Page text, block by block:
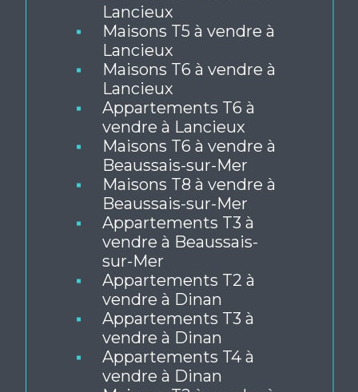
Maisons T3 à vendre à
Lancieux
Maisons T5 à vendre à
Lancieux
Maisons T6 à vendre à
Lancieux
Appartements T6 à
vendre à Lancieux
Maisons T6 à vendre à
Beaussais-sur-Mer
Maisons T8 à vendre à
Beaussais-sur-Mer
Appartements T3 à
vendre à Beaussais-
sur-Mer
Appartements T2 à
vendre à Dinan
Appartements T3 à
vendre à Dinan
Appartements T4 à